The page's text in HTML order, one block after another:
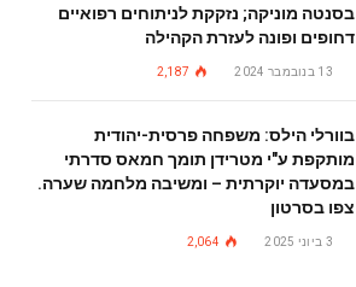
בסנטה מוניקה; נזקקת לניתוחים רפואיים
דחופים ופונה לעזרת הקהילה
13 בנובמבר 2024 2,187
בוורלי הילס: משפחה פרסית-יהודית
מותקפת ע"י מטרידן תומך חמאס סדרתי
במסעדה יוקרתית – ומשיבה מלחמה שערה.
צפו בסרטון
3 ביוני 2025 2,064